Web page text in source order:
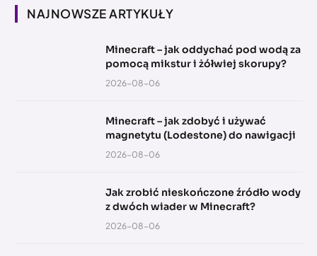
NAJNOWSZE ARTYKUŁY
Minecraft – jak oddychać pod wodą za
pomocą mikstur i żółwiej skorupy?
2026-08-06
Minecraft – jak zdobyć i używać
magnetytu (Lodestone) do nawigacji
2026-08-06
Jak zrobić nieskończone źródło wody
z dwóch wiader w Minecraft?
2026-08-06